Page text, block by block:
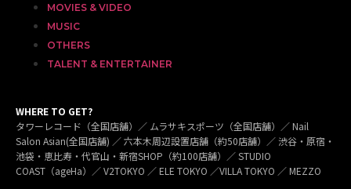
MOVIES & VIDEO
MUSIC
OTHERS
TALENT & ENTERTAINER
WHERE TO GET?
タワーレコード（全国店舗）／ ムラサキスポーツ（全国店舗）／ Nail
Salon Asian(全国店舗) ／ 六本木周辺設置店舗（約50店舗）／ 渋谷・原宿・
池袋・恵比寿・代官山・新宿SHOP（約100店舗）／ STUDIO
COAST（ageHa）／ V2TOKYO ／ ELE TOKYO ／VILLA TOKYO ／ MEZZO